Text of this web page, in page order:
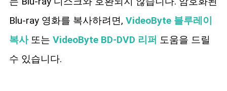
Blu-ray 영화를 복사하려면, VideoByte 블루레이
복사또는 VideoByte BD-DVD 리퍼 도움을 드릴
수 있습니다.